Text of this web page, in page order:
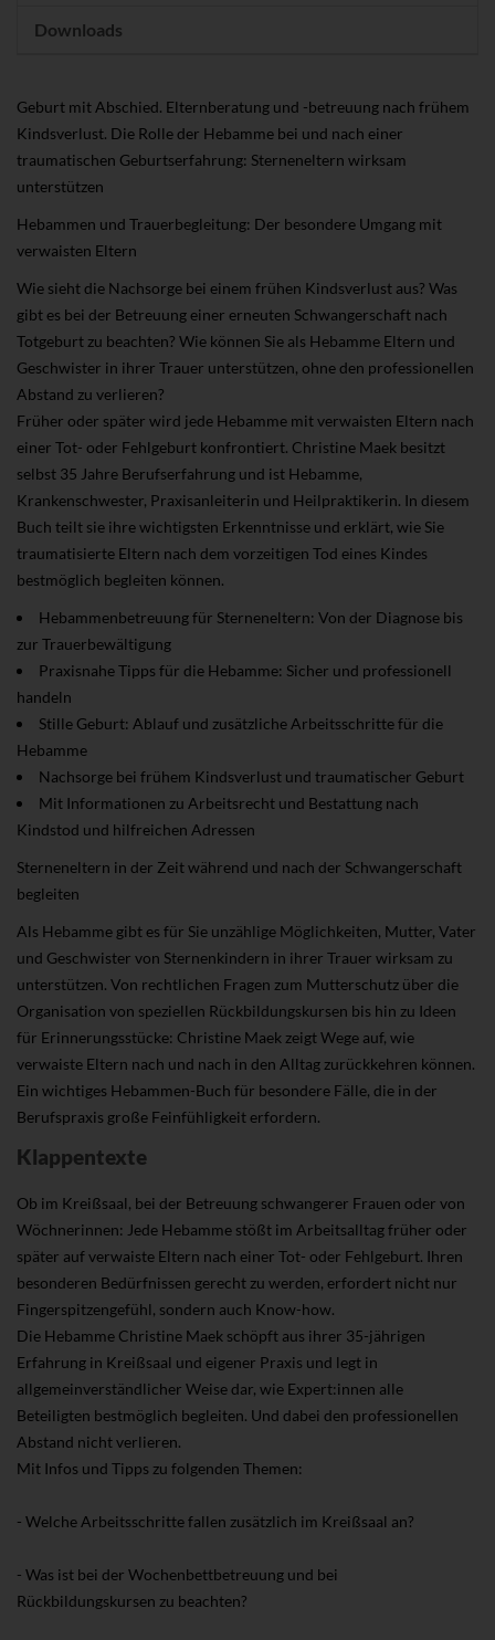
Downloads
Geburt mit Abschied. Elternberatung und -betreuung nach frühem
Kindsverlust. Die Rolle der Hebamme bei und nach einer
traumatischen Geburtserfahrung: Sterneneltern wirksam
unterstützen
Hebammen und Trauerbegleitung: Der besondere Umgang mit
verwaisten Eltern
Wie sieht die Nachsorge bei einem frühen Kindsverlust aus? Was
gibt es bei der Betreuung einer erneuten Schwangerschaft nach
Totgeburt zu beachten? Wie können Sie als Hebamme Eltern und
Geschwister in ihrer Trauer unterstützen, ohne den professionellen
Abstand zu verlieren?
Früher oder später wird jede Hebamme mit verwaisten Eltern nach
einer Tot- oder Fehlgeburt konfrontiert. Christine Maek besitzt
selbst 35 Jahre Berufserfahrung und ist Hebamme,
Krankenschwester, Praxisanleiterin und Heilpraktikerin. In diesem
Buch teilt sie ihre wichtigsten Erkenntnisse und erklärt, wie Sie
traumatisierte Eltern nach dem vorzeitigen Tod eines Kindes
bestmöglich begleiten können.
Hebammenbetreuung für Sterneneltern: Von der Diagnose bis
zur Trauerbewältigung
Praxisnahe Tipps für die Hebamme: Sicher und professionell
handeln
Stille Geburt: Ablauf und zusätzliche Arbeitsschritte für die
Hebamme
Nachsorge bei frühem Kindsverlust und traumatischer Geburt
Mit Informationen zu Arbeitsrecht und Bestattung nach
Kindstod und hilfreichen Adressen
Sterneneltern in der Zeit während und nach der Schwangerschaft
begleiten
Als Hebamme gibt es für Sie unzählige Möglichkeiten, Mutter, Vater
und Geschwister von Sternenkindern in ihrer Trauer wirksam zu
unterstützen. Von rechtlichen Fragen zum Mutterschutz über die
Organisation von speziellen Rückbildungskursen bis hin zu Ideen
für Erinnerungsstücke: Christine Maek zeigt Wege auf, wie
verwaiste Eltern nach und nach in den Alltag zurückkehren können.
Ein wichtiges Hebammen-Buch für besondere Fälle, die in der
Berufspraxis große Feinfühligkeit erfordern.
Klappentexte
Ob im Kreißsaal, bei der Betreuung schwangerer Frauen oder von
Wöchnerinnen: Jede Hebamme stößt im Arbeitsalltag früher oder
später auf verwaiste Eltern nach einer Tot- oder Fehlgeburt. Ihren
besonderen Bedürfnissen gerecht zu werden, erfordert nicht nur
Fingerspitzengefühl, sondern auch Know-how.
Die Hebamme Christine Maek schöpft aus ihrer 35-jährigen
Erfahrung in Kreißsaal und eigener Praxis und legt in
allgemeinverständlicher Weise dar, wie Expert:innen alle
Beteiligten bestmöglich begleiten. Und dabei den professionellen
Abstand nicht verlieren.
Mit Infos und Tipps zu folgenden Themen:
- Welche Arbeitsschritte fallen zusätzlich im Kreißsaal an?
- Was ist bei der Wochenbettbetreuung und bei
Rückbildungskursen zu beachten?